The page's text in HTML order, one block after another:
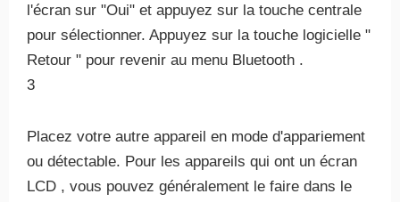
l'écran sur "Oui" et appuyez sur la touche centrale
pour sélectionner. Appuyez sur la touche logicielle "
Retour " pour revenir au menu Bluetooth .
3
Placez votre autre appareil en mode d'appariement
ou détectable. Pour les appareils qui ont un écran
LCD , vous pouvez généralement le faire dans le